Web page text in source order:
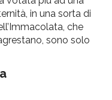
in una sorta di
che
sono solo